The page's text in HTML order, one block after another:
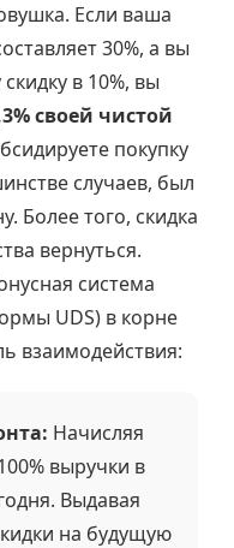
Если ваша
30%, а вы
в 10%, вы
своей чистой
покупку
случаев, был
Более того, скидка
вернуться.
система
UDS) в корне
взаимодействия:
Начисляя
выручки в
Выдавая
на будущую